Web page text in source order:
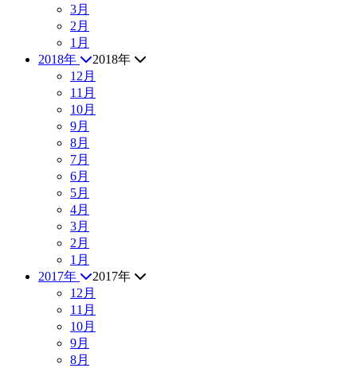
3月
2月
1月
2018年
2018年
12月
11月
10月
9月
8月
7月
6月
5月
4月
3月
2月
1月
2017年
2017年
12月
11月
10月
9月
8月